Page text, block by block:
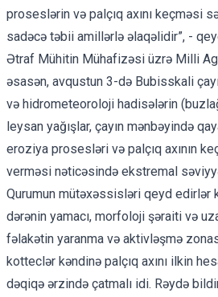
proseslərin və palçıq axını keçməsi
sadəcə təbii amillərlə əlaqəlidir”, -
Ətraf Mühitin Mühafizəsi üzrə Milli
əsasən, avqustun 3-də Bubisskali
və hidrometeoroloji hadisələrin
leysan yağışlar, çayın mənbəyində
eroziya prosesləri və palçıq axının
verməsi nəticəsində ekstremal
Qurumun mütəxəssisləri qeyd edirlər
dərənin yamacı, morfoloji şəraiti və
fəlakətin yaranma və aktivləşmə
kotteclər kəndinə palçıq axını ilkin
dəqiqə ərzində çatmalı idi. Rəydə